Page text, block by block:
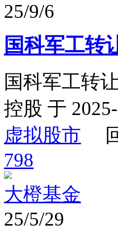
25/9/6
国科军工转
国科军工转
控股 于
虚拟股市
798
大橙基金
25/5/29